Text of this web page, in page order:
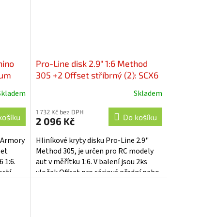
1:6.
Pro-Line disk 2.9" 1:6 Method
305 +2 Offset stříbrný (2): SCX6
Skladem
1 732 Kč bez DPH
2 096 Kč Do košíku
Hliníkové kryty disku Pro-Line 2.9"
Method 305, je určen pro RC modely
aut v měřítku 1:6. V balení jsou 2ks
vložek Offset pro sériová přední nebo